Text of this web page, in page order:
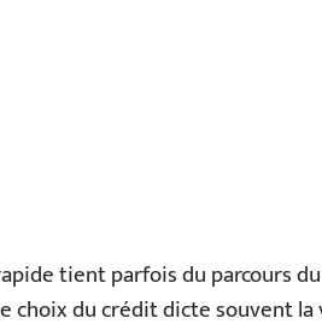
tient parfois du parcours
choix du crédit dicte souvent